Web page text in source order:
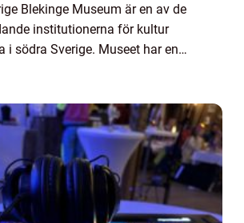
Blekinge Museum är en av de
institutionerna för kultur
i södra Sverige. Museet har en